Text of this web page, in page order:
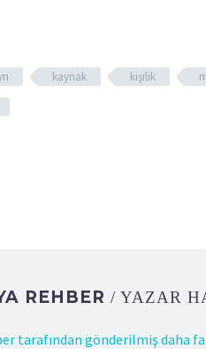
kaynak kişilik
REHBER/ YAZAR
tarafından gönderilmiş daha